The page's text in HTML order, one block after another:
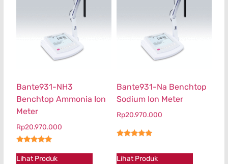
Bante931-NH3
Benchtop Ammonia Ion
Meter
Rp20.970.000
Lihat Produk
Bante931-Na Benchtop
Sodium Ion Meter
Rp20.970.000
Lihat Produk